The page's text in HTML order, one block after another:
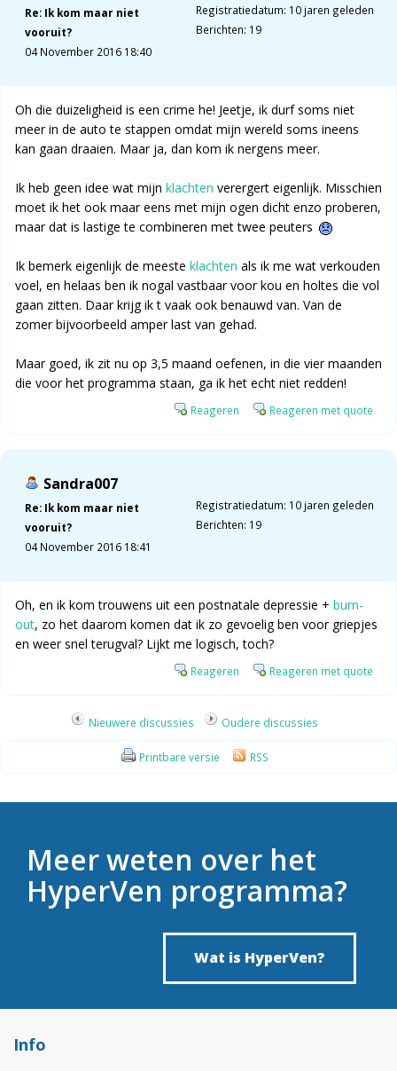
Re: Ik kom maar niet
vooruit?
04 November 2016 18:40
Registratiedatum: 10 jaren geleden
Berichten: 19
Oh die duizeligheid is een crime he! Jeetje, ik durf soms niet
meer in de auto te stappen omdat mijn wereld soms ineens
kan gaan draaien. Maar ja, dan kom ik nergens meer.
Ik heb geen idee wat mijn klachten verergert eigenlijk. Misschien
moet ik het ook maar eens met mijn ogen dicht enzo proberen,
maar dat is lastige te combineren met twee peuters
Ik bemerk eigenlijk de meeste klachten als ik me wat verkouden
voel, en helaas ben ik nogal vastbaar voor kou en holtes die vol
gaan zitten. Daar krijg ik t vaak ook benauwd van. Van de
zomer bijvoorbeeld amper last van gehad.
Maar goed, ik zit nu op 3,5 maand oefenen, in die vier maanden
die voor het programma staan, ga ik het echt niet redden!
Reageren Reageren met quote
Sandra007
Re: Ik kom maar niet
vooruit?
04 November 2016 18:41
Registratiedatum: 10 jaren geleden
Berichten: 19
Oh, en ik kom trouwens uit een postnatale depressie + burn-
out, zo het daarom komen dat ik zo gevoelig ben voor griepjes
en weer snel terugval? Lijkt me logisch, toch?
Reageren Reageren met quote
Nieuwere discussies Oudere discussies
Printbare versie RSS
Meer weten over het
HyperVen programma?
Wat is HyperVen?
Info